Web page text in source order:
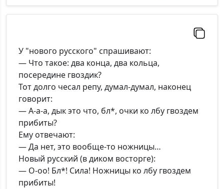
У "нового русского" спрашивают:
— Что такое: два конца, два кольца,
посередине гвоздик?
Тот долго чесал репу, думал-думал, наконец
говорит:
— А-а-а, дык это что, бл*, очки ко лбу гвоздем
прибиты?
Ему отвечают:
— Да нет, это вообще-то ножницы…
Новый русский (в диком восторге):
— О-оо! Бл*! Сила! Ножницы ко лбу гвоздем
прибиты!